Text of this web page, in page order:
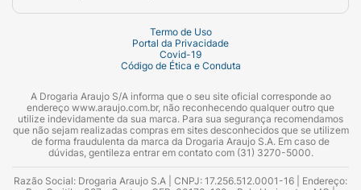
Termo de Uso
Portal da Privacidade
Covid-19
Código de Ética e Conduta
A Drogaria Araujo S/A informa que o seu site oficial corresponde ao
endereço www.araujo.com.br, não reconhecendo qualquer outro que
utilize indevidamente da sua marca. Para sua segurança recomendamos
que não sejam realizadas compras em sites desconhecidos que se utilizem
de forma fraudulenta da marca da Drogaria Araujo S.A. Em caso de
dúvidas, gentileza entrar em contato com (31) 3270-5000.
Razão Social: Drogaria Araujo S.A | CNPJ: 17.256.512.0001-16 | Endereço: